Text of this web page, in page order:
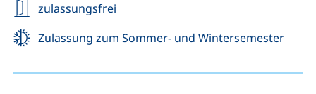
zulassungsfrei
Zulassung zum Sommer- und Wintersemester